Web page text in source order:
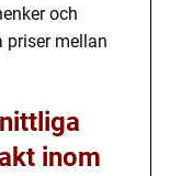
och
mellan
inom